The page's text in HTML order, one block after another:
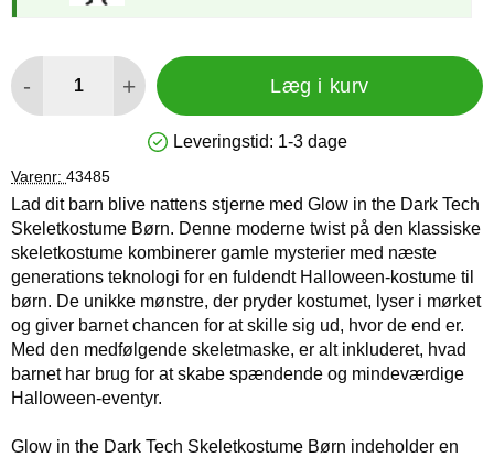
- + Læg i kurv
Produkttilgængelighed: På lager
Leveringstid: 1-3 dage
Varenr: 43485
Lad dit barn blive nattens stjerne med Glow in the Dark Tech
Skeletkostume Børn. Denne moderne twist på den klassiske
skeletkostume kombinerer gamle mysterier med næste
generations teknologi for en fuldendt Halloween-kostume til
børn. De unikke mønstre, der pryder kostumet, lyser i mørket
og giver barnet chancen for at skille sig ud, hvor de end er.
Med den medfølgende skeletmaske, er alt inkluderet, hvad
barnet har brug for at skabe spændende og mindeværdige
Halloween-eventyr.
Glow in the Dark Tech Skeletkostume Børn indeholder en